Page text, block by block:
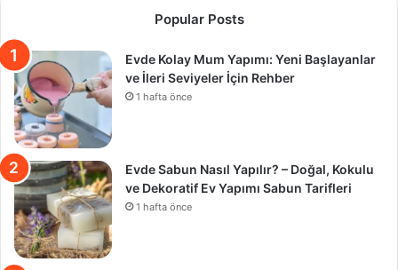
Popular Posts
Evde Kolay Mum Yapımı: Yeni Başlayanlar
ve İleri Seviyeler İçin Rehber
1 hafta önce
Evde Sabun Nasıl Yapılır? – Doğal, Kokulu
ve Dekoratif Ev Yapımı Sabun Tarifleri
1 hafta önce